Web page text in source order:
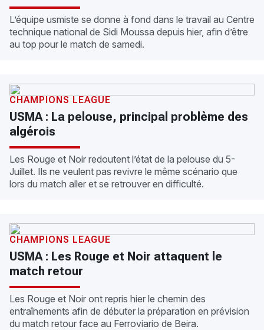
L’équipe usmiste se donne à fond dans le travail au Centre
technique national de Sidi Moussa depuis hier, afin d’être
au top pour le match de samedi.
CHAMPIONS LEAGUE
USMA : La pelouse, principal problème des
algérois
Les Rouge et Noir redoutent l’état de la pelouse du 5-
Juillet. Ils ne veulent pas revivre le même scénario que
lors du match aller et se retrouver en difficulté.
CHAMPIONS LEAGUE
USMA : Les Rouge et Noir attaquent le
match retour
Les Rouge et Noir ont repris hier le chemin des
entraînements afin de débuter la préparation en prévision
du match retour face au Ferroviario de Beira.